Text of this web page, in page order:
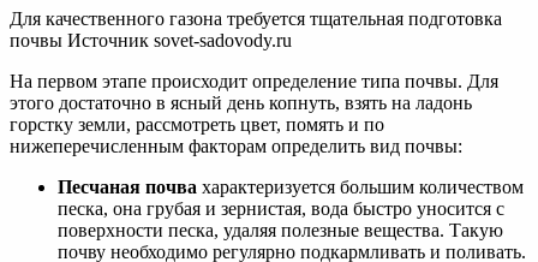
Для качественного газона требуется тщательная подготовка
почвы Источник sovet-sadovody.ru
На первом этапе происходит определение типа почвы. Для
этого достаточно в ясный день копнуть, взять на ладонь
горстку земли, рассмотреть цвет, помять и по
нижеперечисленным факторам определить вид почвы:
Песчаная почва характеризуется большим количеством
песка, она грубая и зернистая, вода быстро уносится с
поверхности песка, удаляя полезные вещества. Такую
почву необходимо регулярно подкармливать и поливать.